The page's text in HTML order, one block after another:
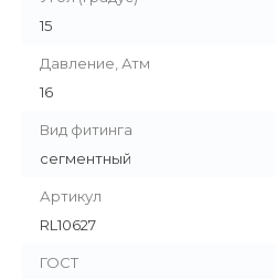
15
Давление, Атм
16
Вид фитинга
сегментный
Артикул
RL10627
ГОСТ